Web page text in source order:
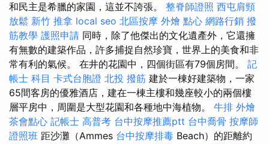
和民主是希臘的家園，這並不誇張。 整脊師證照 西屯肩頸
放鬆 新竹 推拿 local seo 北區按摩 外燴 點心 網路行銷 撥
筋教學 護照申請 同時，除了他傑出的文化遺產外，它還擁
有無數的建築作品，許多捕捉自然珍寶，世界上的美食和非
常有利的氣候。 在井的花園中，四個街區有79個房間。 記
帳士 科目 卡式台胞證 北投 撥筋 建於一棟好建築物，一家
65間客房的優雅酒店，建在一棟主樓和幾座較小的兩個樓
層平房中，周圍是大型花園和各種地中海植物。 牛排 外燴
茶會點心 記帳士 高普考 台中按摩推薦ptt 台中喬骨 按摩師
證照班 距沙灘（Ammes 台中按摩排毒 Beach）的距離約